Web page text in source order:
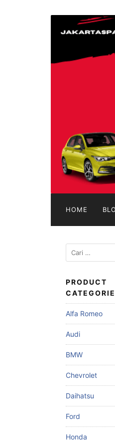
HOME
Cari
untuk:
PRODUCT
Alfa Romeo
Audi
BMW
Chevrolet
Daihatsu
Ford
Honda